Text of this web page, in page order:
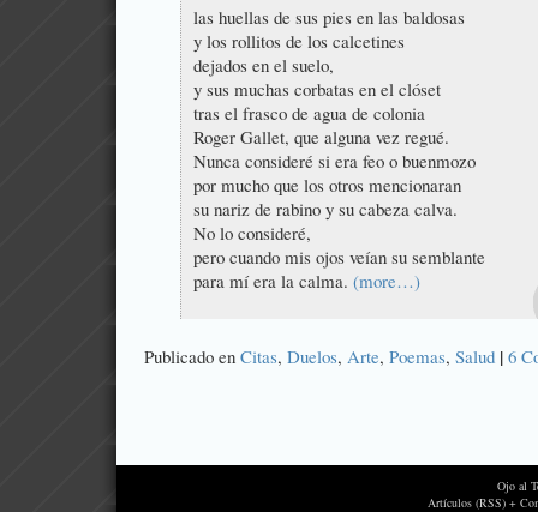
las huellas de sus pies en las baldosas
y los rollitos de los calcetines
dejados en el suelo,
y sus muchas corbatas en el clóset
tras el frasco de agua de colonia
Roger Gallet, que alguna vez regué.
Nunca consideré si era feo o buenmozo
por mucho que los otros mencionaran
su nariz de rabino y su cabeza calva.
No lo consideré,
pero cuando mis ojos veían su semblante
para mí era la calma. (more…)
Publicado en Citas, Duelos, Arte, Poemas, Salud | 6
Ojo al
Artículos (RSS) +